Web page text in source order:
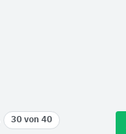
30 von 40